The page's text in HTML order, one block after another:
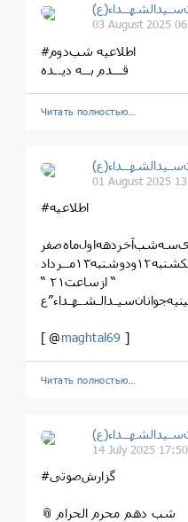
03 August 2025
#اطلاعیه شب‌دوم
قـــدم بــه دیــده
Читать полностью…
01 August 2025
#اطلاعیه
“ ازساعت۲۱ “
[ @maghtal69 ]
Читать полностью…
14 July 2025 17:50
#گزارش‌صوتی
📎 شب دهم محرم الحرام